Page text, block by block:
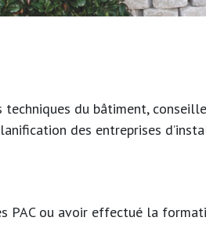
du bâtiment,
des entreprises
PAC ou avoir effectué la